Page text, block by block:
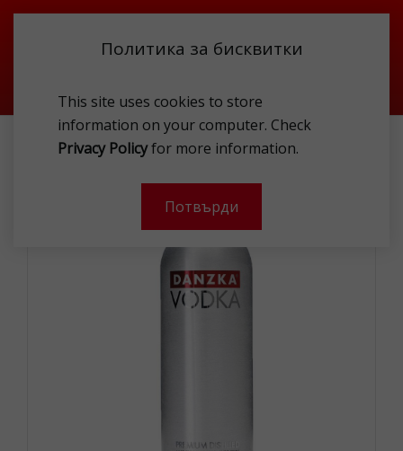
Политика за бисквитки
This site uses cookies to store
information on your computer. Check
Privacy Policyfor more information.
Потвърди
DANZKA VODKA 40 % 1L